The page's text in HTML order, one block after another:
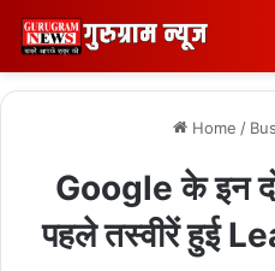
Home /
Google के इन
पहले तस्वीरें हुई